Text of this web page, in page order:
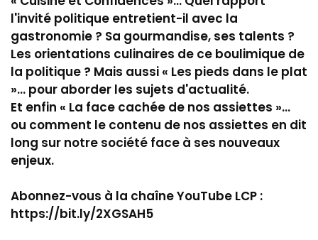
l'invité politique entretient-il avec la
gastronomie ? Sa gourmandise, ses talents ?
Les orientations culinaires de ce boulimique de
la politique ? Mais aussi « Les pieds dans le plat
»... pour aborder les sujets d'actualité.
Et enfin « La face cachée de nos assiettes »...
ou comment le contenu de nos assiettes en dit
long sur notre société face à ses nouveaux
enjeux.
Abonnez-vous à la chaîne YouTube LCP :
https://bit.ly/2XGSAH5